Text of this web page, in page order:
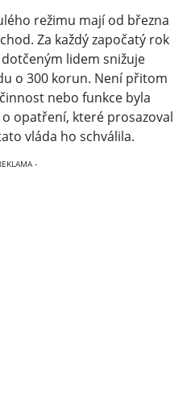
režimu mají od března
Za každý započatý rok
lidem snižuje
o 300 korun. Není přitom
nebo funkce byla
opatření, které prosazoval
vláda ho schválila.